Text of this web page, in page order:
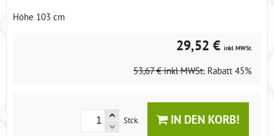
Höhe 103 cm
29,52 € inkl MWSt.
53,67 € inkl MWSt. Rabatt 45%
Stck. IN DEN KORB!